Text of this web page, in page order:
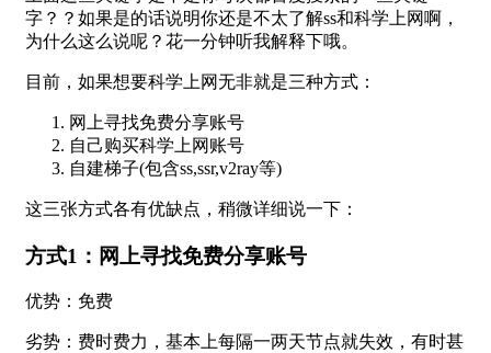
字？？如果是的话说明你还是不太了解ss和科学上网啊，
为什么这么说呢？花一分钟听我解释下哦。
目前，如果想要科学上网无非就是三种方式：
网上寻找免费分享账号
自己购买科学上网账号
自建梯子(包含ss,ssr,v2ray等)
这三张方式各有优缺点，稍微详细说一下：
方式1：网上寻找免费分享账号
优势：免费
劣势：费时费力，基本上每隔一两天节点就失效，有时甚